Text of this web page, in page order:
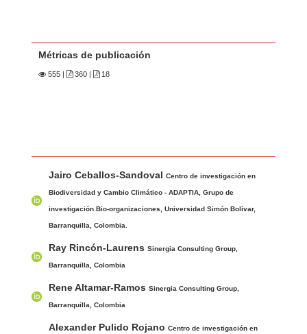
Métricas de publicación
555 360 | 18
t
s
a
Jairo Ceballos-SandovalCentro de investigación en
Biodiversidad y Cambio Climático - ADAPTIA, Grupo de
investigación Bio-organizaciones, Universidad Simón Bolívar,
Barranquilla, Colombia.
Ray Rincón-LaurensSinergia Consulting Group,
Barranquilla, Colombia
Rene Altamar-RamosSinergia Consulting Group,
Barranquilla, Colombia
Alexander Pulido RojanoCentro de investigación en